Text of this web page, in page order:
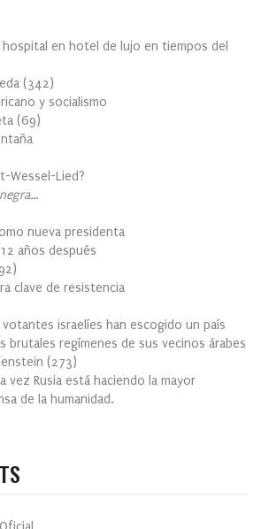
en hotel de lujo en tiempos del
(342)
y socialismo
(69)
Wessel-Lied?
nueva presidenta
años después
)
clave de resistencia
israelíes han escogido un país
brutales regímenes de sus vecinos árabes
(273)
vez Rusia está haciendo la mayor
de la humanidad.